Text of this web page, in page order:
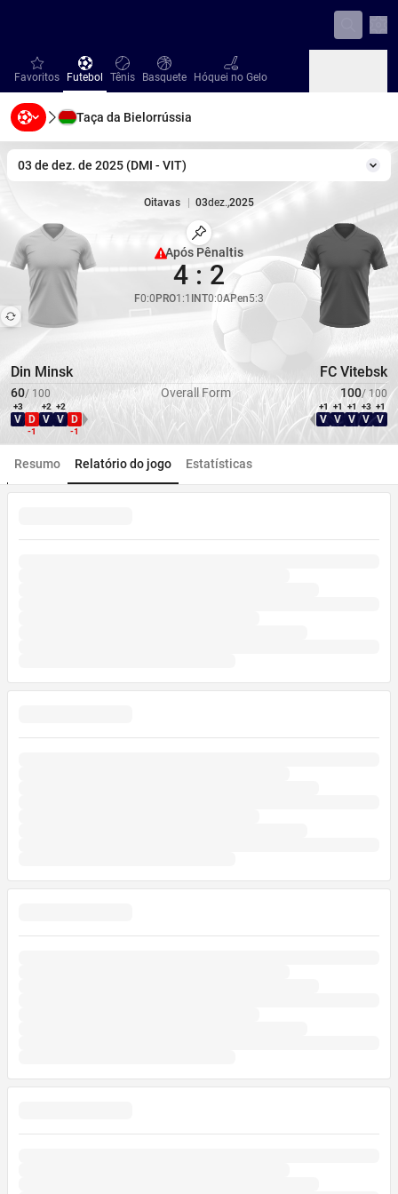
favorites
Favoritos Futebol
Futebol Tênis
Tênis Basquete
Basquete Hóquei no Gelo
Hóquei no Gelo
Beisebol
Beisebol Handebol
Handebol Vôlei
Vôlei
Taça da Bielorrússia
03 de dez. de 2025 (DMI - VIT)
Oitavas 03dez.,2025
Din Minsk FC Vitebsk
Marcar Partida
Cobertura limitada
Após Pênaltis
4 : 2
F0:0 PRO1 :1 INT0:0APen5:3
60/ 100 Overall Form 100/ 100
+3
V D
-1
+2
V
+2
V D
-1 Direção WDL
+1
V
+3
V
+1
V
+1
V
+1
V
Direção WDL
Resumo Relatório do jogo Estatísticas